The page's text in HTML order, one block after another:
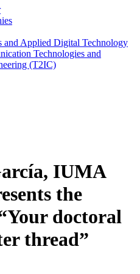
and Applied Digital Technology
Technologies and
(T2IC)
IUMA
the
doctoral
thread”